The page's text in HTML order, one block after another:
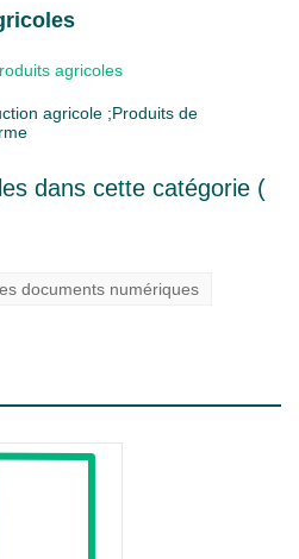
agricoles
agricole ;Produits de
dans cette catégorie (
documents numériques